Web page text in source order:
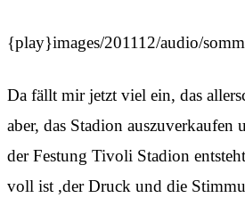
{play}images/201112/audio/
Da fällt mir jetzt viel ein, das
aber, das Stadion auszuverkaufen
der Festung Tivoli Stadion
voll ist ,der Druck und die